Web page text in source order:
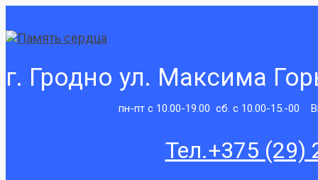
к
содержимому
г. Гродно ул. Максима
пн-пт с 10.00-19.00 сб. с 10.00-15.-00
Тел.+375 (29)